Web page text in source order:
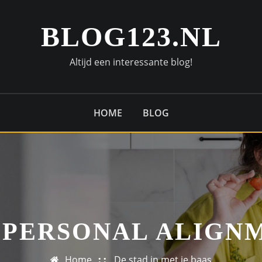
BLOG123.NL
Altijd een interessante blog!
HOME BLOG